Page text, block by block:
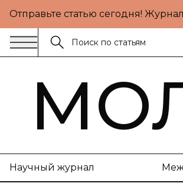
Отправьте статью сегодня!
Научный журнал